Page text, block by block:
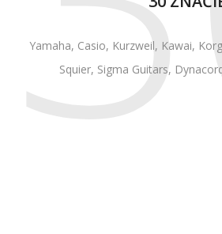
Yamaha, Casio, Kurzweil, Kawai,
Squier, Sigma Guitars,